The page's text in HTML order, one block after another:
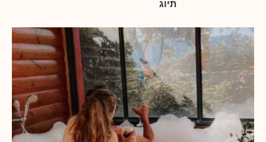
תיוג